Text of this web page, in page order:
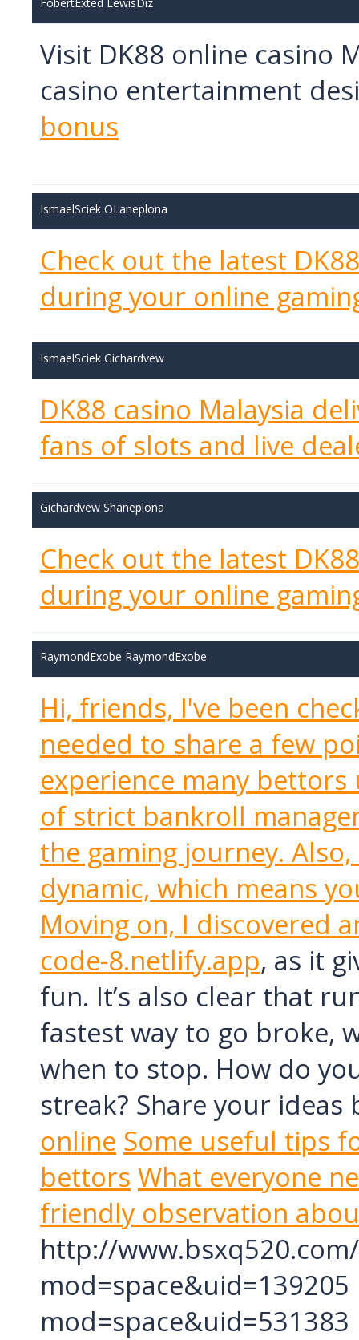
Visit DK88 online casino
casino entertainment
bonus
IsmaelSciek OLaneplona
Check out the latest
during your online
IsmaelSciek Gichardvew
DK88 casino Malaysia
fans of slots and live
Gichardvew Shaneplona
Check out the latest
during your online
RaymondExobe RaymondExobe
Hi, friends, I've been
needed to share a few
experience many
of strict bankroll
the gaming journey.
dynamic, which means
Moving on, I discovered
code-8.netlify.app, as it
fun. It’s also clear that
fastest way to go broke,
when to stop. How do
streak? Share your ideas
online Some useful tips
bettors What everyone
friendly observation
http://
mod=space&uid=531383